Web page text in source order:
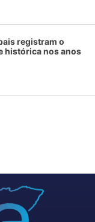
registram o
histórica nos anos